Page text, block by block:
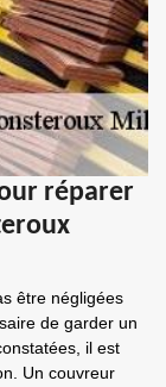
réparer
être négligées
de garder un
il est
Un couvreur